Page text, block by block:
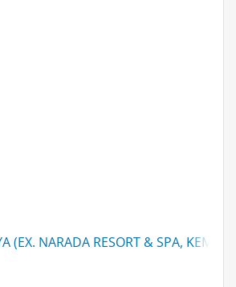
(EX. NARADA RESORT & SPA,